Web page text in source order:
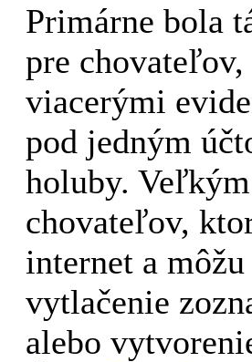
Primárne bola
pre
viacerými
pod jedným
holuby.
chovateľov,
internet a
vytlačenie
alebo